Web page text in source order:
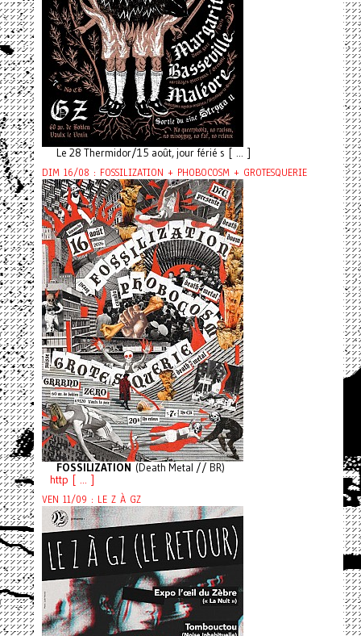
Le 28 Thermidor/15 août, jour férié s [ ... ]
DIM 16/08 : FOSSILIZATION + PHOBOCOSM + GROTESQUERIE
FOSSILIZATION (Death Metal // BR)
http [ ... ]
VEN 11/09 : LE Z À GZ